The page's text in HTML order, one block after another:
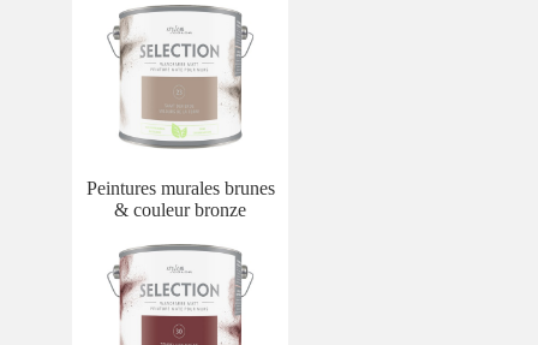
Peintures murales brunes
& couleur bronze